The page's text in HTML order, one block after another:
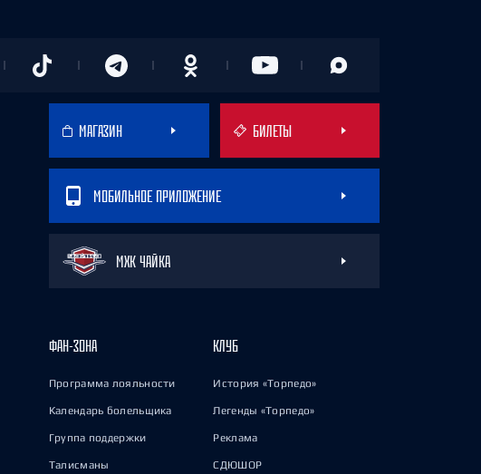
МАГАЗИН БИЛЕТЫ
МОБИЛЬНОЕ ПРИЛОЖЕНИЕ
МХК ЧАЙКА
ФАН-ЗОНА
Программа лояльности
Календарь болельщика
Группа поддержки
Талисманы
КЛУБ
История «Торпедо»
Легенды «Торпедо»
Реклама
СДЮШОР